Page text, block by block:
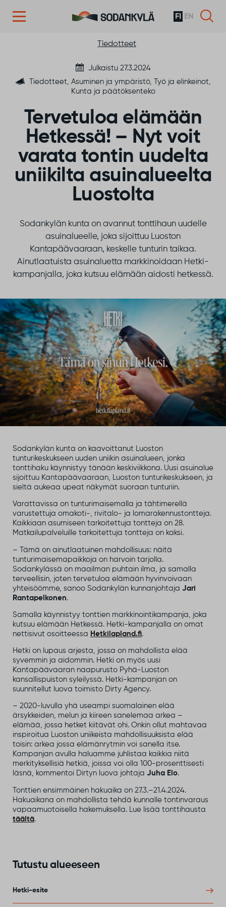
FI EN
Tiedotteet
Julkaistu 27.3.2024
Tiedotteet, Asuminen ja ympäristö, Työ ja elinkeinot,
Kunta ja päätöksenteko
Tervetuloa elämään
Hetkessä! – Nyt voit
varata tontin uudelta
uniikilta asuinalueelta
Luostolta
Sodankylän kunta on avannut tonttihaun uudelle
asuinalueelle, joka sijoittuu Luoston
Kantapäävaaraan, keskelle tunturin taikaa.
Ainutlaatuista asuinaluetta markkinoidaan Hetki-
kampanjalla, joka kutsuu elämään aidosti hetkessä.
Sodankylän kunta on kaavoittanut Luoston
tunturikeskukseen uuden uniikin asuinalueen, jonka
tonttihaku käynnistyy tänään keskiviikkona. Uusi asuinalue
sijoittuu Kantapäävaaraan, Luoston tunturikeskukseen, ja
sieltä aukeaa upeat näkymät suoraan tunturiin.
Varattavissa on tunturimaisemalla ja tähtimerellä
varustettuja omakoti-, rivitalo- ja lomarakennustontteja.
Kaikkiaan asumiseen tarkoitettuja tontteja on 28.
Matkailupalveluille tarkoitettuja tontteja on kaksi.
– Tämä on ainutlaatuinen mahdollisuus: näitä
tunturimaisemapaikkoja on harvoin tarjolla.
Sodankylässä on maailman puhtain ilma, ja samalla
terveellisin, joten tervetuloa elämään hyvinvoivaan
yhteisöömme, sanoo Sodankylän kunnanjohtaja Jari
Rantapelkonen.
Samalla käynnistyy tonttien markkinointikampanja, joka
kutsuu elämään Hetkessä. Hetki-kampanjalla on omat
nettisivut osoitteessa Hetkilapland.fi.
Hetki on lupaus arjesta, jossa on mahdollista elää
syvemmin ja aidommin. Hetki on myös uusi
Kantapäävaaran naapurusto Pyhä-Luoston
kansallispuiston syleilyssä. Hetki-kampanjan on
suunnitellut luova toimisto Dirty Agency.
– 2020-luvulla yhä useampi suomalainen elää
ärsykkeiden, melun ja kiireen sanelemaa arkea –
elämää, jossa hetket kiitävät ohi. Onkin ollut mahtavaa
inspiroitua Luoston uniikeista mahdollisuuksista elää
toisin: arkea jossa elämänrytmin voi sanella itse.
Kampanjan avulla haluamme juhlistaa kaikkia niitä
merkityksellisiä hetkiä, joissa voi olla 100-prosenttisesti
läsnä, kommentoi Dirtyn luova johtaja Juha Elo.
Tonttien ensimmäinen hakuaika on 27.3.–21.4.2024.
Hakuaikana on mahdollista tehdä kunnalle tontinvaraus
vapaamuotoisella hakemuksella. Lue lisää tonttihausta
täältä.
Tutustu alueeseen
Hetki-esite